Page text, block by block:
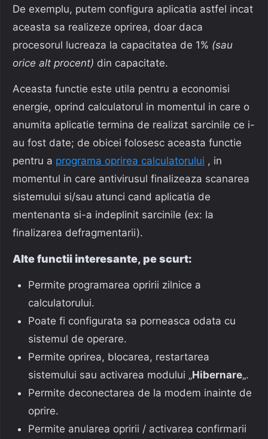
De exemplu, putem configura aplicatia astfel incat
aceasta sa realizeze oprirea, doar daca
procesorul lucreaza la capacitatea de 1% (sau
orice alt procent) din capacitate.
Aceasta functie este utila pentru a economisi
energie, oprind calculatorul in momentul in care o
anumita aplicatie termina de realizat sarcinile ce i-
au fost date; de obicei folosesc aceasta functie
pentru a programa oprirea calculatorului , in
momentul in care antivirusul finalizeaza scanarea
sistemului si/sau atunci cand aplicatia de
mentenanta si-a indeplinit sarcinile (ex: la
finalizarea defragmentarii).
Alte functii interesante, pe scurt:
Permite programarea opririi zilnice a
calculatorului.
Poate fi configurata sa porneasca odata cu
sistemul de operare.
Permite oprirea, blocarea, restartarea
sistemului sau activarea modului „Hibernare„.
Permite deconectarea de la modem inainte de
oprire.
Permite anularea opririi / activarea confirmarii